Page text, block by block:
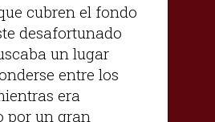
cubren el fondo
desafortunado
un lugar
entre los
era
por un gran